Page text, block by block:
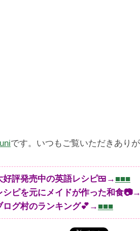
です。いつもご覧いただきあり
好評発売中の英語レシピ🍱→ ■■■
シピを元にメイドが作った和食📷→
ログ村のランキング💕→ ■■■